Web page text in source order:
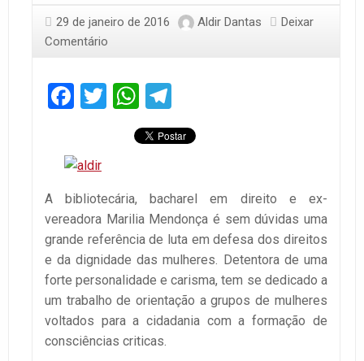
29 de janeiro de 2016 Aldir Dantas
Deixar
Comentário
Facebook
TwitterWhatsApp
A bibliotecária, bacharel em direito e ex-
vereadora Marilia Mendonça é sem dúvidas uma
grande referência de luta em defesa dos direitos
e da dignidade das mulheres. Detentora de uma
forte personalidade e carisma, tem se dedicado a
um trabalho de orientação a grupos de mulheres
voltados para a cidadania com a formação de
consciências criticas.